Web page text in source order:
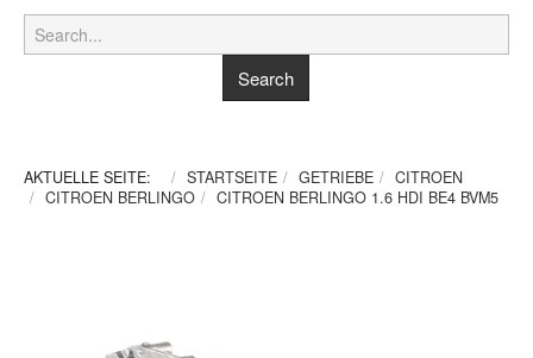
AKTUELLE SEITE: STARTSEITE GETRIEBE
CITROEN
CITROEN BERLINGO
CITROEN BERLINGO 1.6 HDI BE4 BVM5